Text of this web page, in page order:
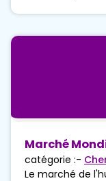
Marché
catégorie :-
Le marché de